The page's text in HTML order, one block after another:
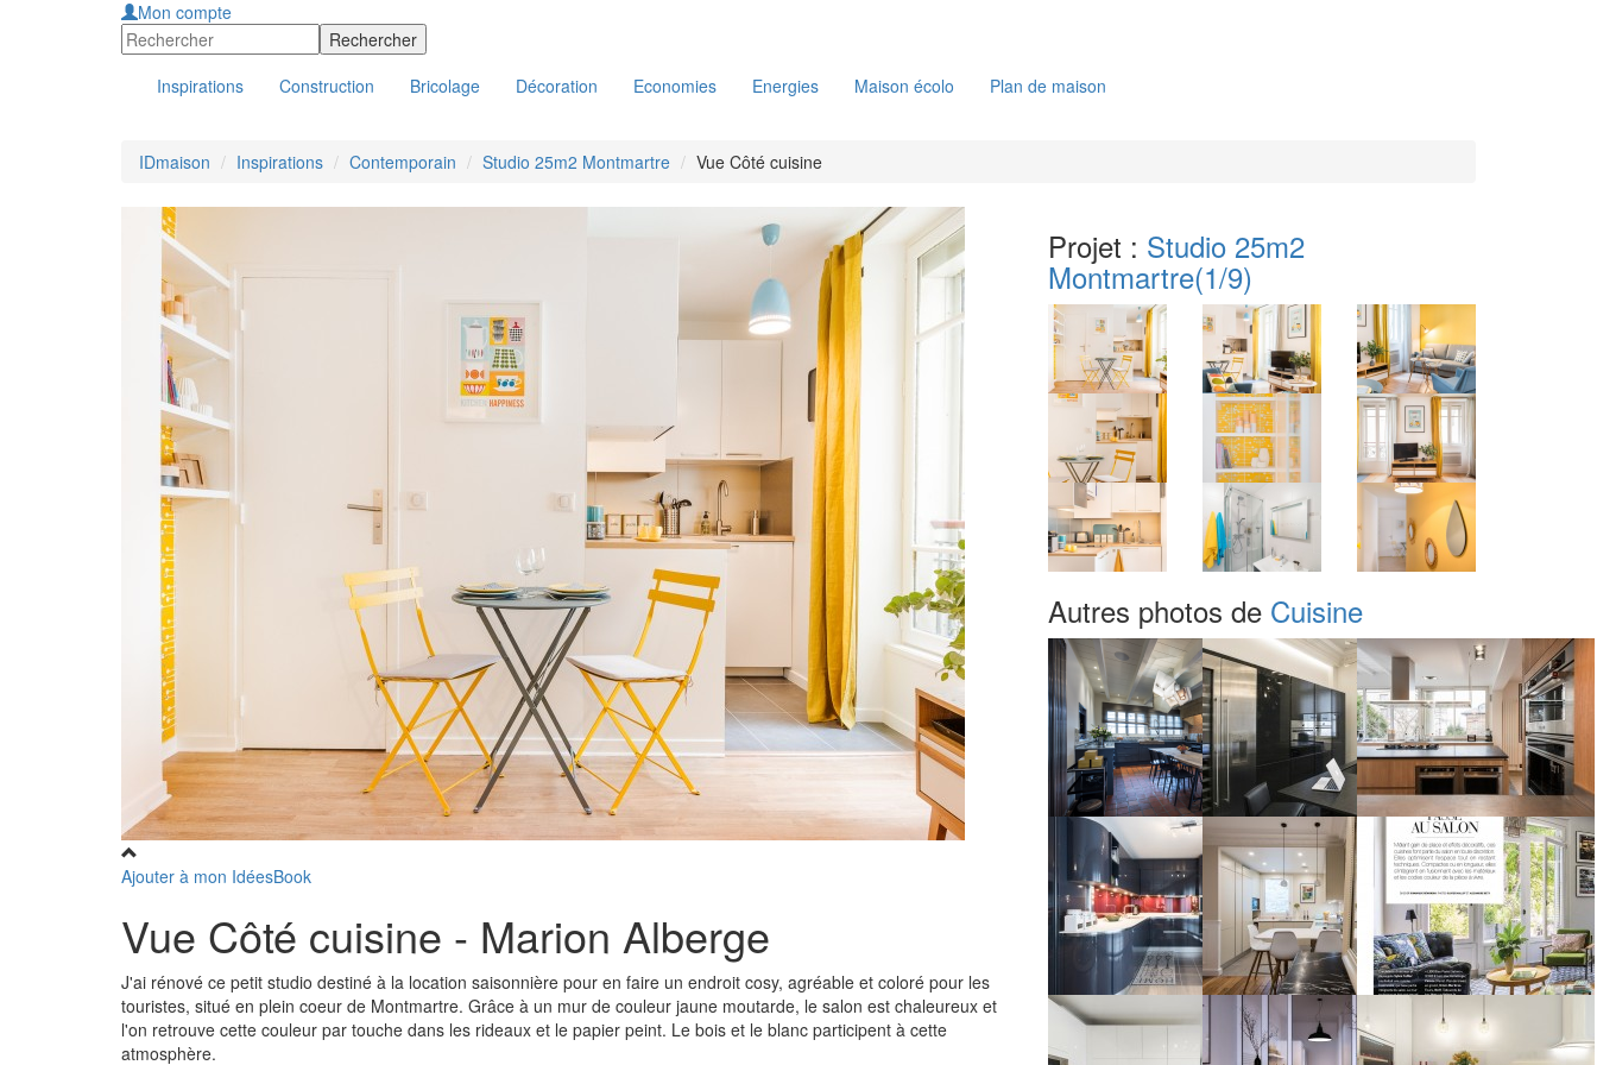
Mon compte
Inspirations Construction Bricolage Décoration Economies Energies Maison écolo Plan de maison
IDmaison Inspirations Contemporain Studio 25m2 Montmartre Vue Côté cuisine
Ajouter à mon IdéesBook
Vue Côté cuisine - Marion Alberge
J'ai rénové ce petit studio destiné à la location saisonnière pour en faire un endroit cosy, agréable et coloré pour les
touristes, situé en plein coeur de Montmartre. Grâce à un mur de couleur jaune moutarde, le salon est chaleureux et
l'on retrouve cette couleur par touche dans les rideaux et le papier peint. Le bois et le blanc participent à cette
atmosphère.
Projet : Studio 25m2
Montmartre(1/9)
Autres photos de Cuisine